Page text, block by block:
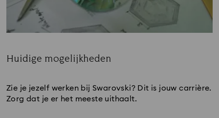
Huidige mogelijkheden
Zie je jezelf werken bij Swarovski? Dit is jouw carrière.
Zorg dat je er het meeste uithaalt.